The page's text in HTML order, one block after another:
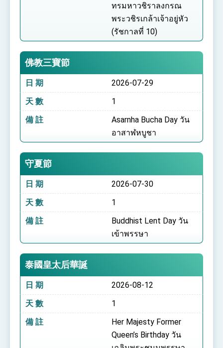
ทรมหาวชิราลงกรณ
พระวชิรเกล้าเจ้าอยู่หัว
(รัชกาลที่ 10)
佛教三寶節
日 期
2026-07-29
天 數
1
備 註
Asarnha Bucha Day วัน
อาสาฬหบูชา
守夏節
日 期
2026-07-30
天 數
1
備 註
Buddhist Lent Day วัน
เข้าพรรษา
泰國皇太后華誕
日 期
2026-08-12
天 數
1
備 註
Her Majesty Former
Queen’s Birthday วัน